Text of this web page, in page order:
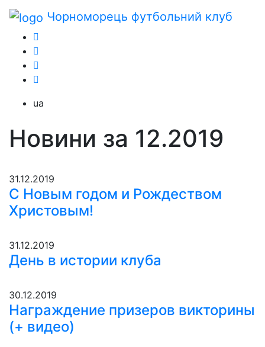
Чорноморець футбольний клуб
ua
Новини за 12.2019
31.12.2019
С Новым годом и Рождеством
Христовым!
31.12.2019
День в истории клуба
30.12.2019
Награждение призеров викторины
(+ видео)